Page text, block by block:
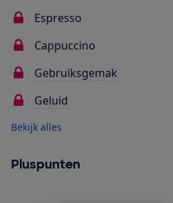
Espresso
Cappuccino
Gebruiksgemak
Geluid
Bekijk alles
Pluspunten